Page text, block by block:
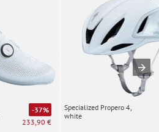
-37%
233,90 €
Specialized Propero 4,
white